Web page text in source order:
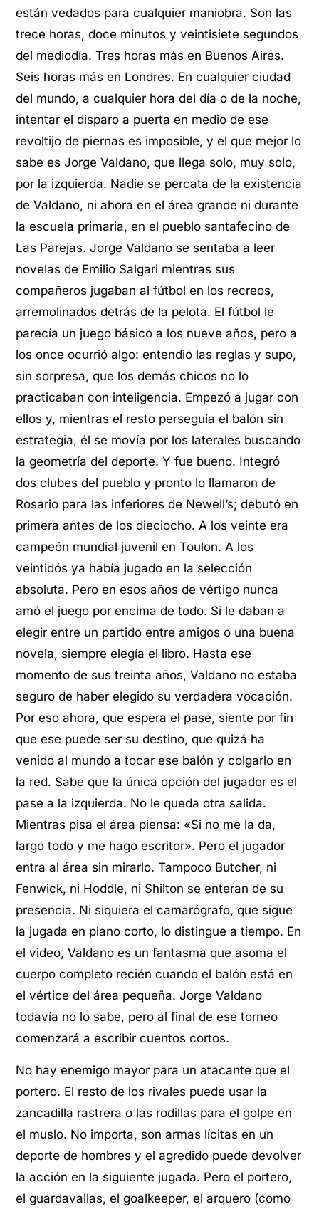
están vedados para cualquier maniobra. Son las
trece horas, doce minutos y veintisiete segundos
del mediodía. Tres horas más en Buenos Aires.
Seis horas más en Londres. En cualquier ciudad
del mundo, a cualquier hora del día o de la noche,
intentar el disparo a puerta en medio de ese
revoltijo de piernas es imposible, y el que mejor lo
sabe es Jorge Valdano, que llega solo, muy solo,
por la izquierda. Nadie se percata de la existencia
de Valdano, ni ahora en el área grande ni durante
la escuela primaria, en el pueblo santafecino de
Las Parejas. Jorge Valdano se sentaba a leer
novelas de Emilio Salgari mientras sus
compañeros jugaban al fútbol en los recreos,
arremolinados detrás de la pelota. El fútbol le
parecía un juego básico a los nueve años, pero a
los once ocurrió algo: entendió las reglas y supo,
sin sorpresa, que los demás chicos no lo
practicaban con inteligencia. Empezó a jugar con
ellos y, mientras el resto perseguía el balón sin
estrategia, él se movía por los laterales buscando
la geometría del deporte. Y fue bueno. Integró
dos clubes del pueblo y pronto lo llamaron de
Rosario para las inferiores de Newell’s; debutó en
primera antes de los dieciocho. A los veinte era
campeón mundial juvenil en Toulon. A los
veintidós ya había jugado en la selección
absoluta. Pero en esos años de vértigo nunca
amó el juego por encima de todo. Si le daban a
elegir entre un partido entre amigos o una buena
novela, siempre elegía el libro. Hasta ese
momento de sus treinta años, Valdano no estaba
seguro de haber elegido su verdadera vocación.
Por eso ahora, que espera el pase, siente por fin
que ese puede ser su destino, que quizá ha
venido al mundo a tocar ese balón y colgarlo en
la red. Sabe que la única opción del jugador es el
pase a la izquierda. No le queda otra salida.
Mientras pisa el área piensa: «Si no me la da,
largo todo y me hago escritor». Pero el jugador
entra al área sin mirarlo. Tampoco Butcher, ni
Fenwick, ni Hoddle, ni Shilton se enteran de su
presencia. Ni siquiera el camarógrafo, que sigue
la jugada en plano corto, lo distingue a tiempo. En
el video, Valdano es un fantasma que asoma el
cuerpo completo recién cuando el balón está en
el vértice del área pequeña. Jorge Valdano
todavía no lo sabe, pero al final de ese torneo
comenzará a escribir cuentos cortos.
No hay enemigo mayor para un atacante que el
portero. El resto de los rivales puede usar la
zancadilla rastrera o las rodillas para el golpe en
el muslo. No importa, son armas lícitas en un
deporte de hombres y el agredido puede devolver
la acción en la siguiente jugada. Pero el portero,
el guardavallas, el goalkeeper, el arquero (como